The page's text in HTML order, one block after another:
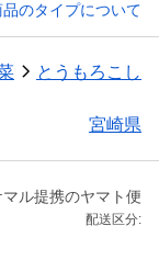
品のタイプについて
とうもろこし
宮崎県
マル提携のヤマト便
配送区分: